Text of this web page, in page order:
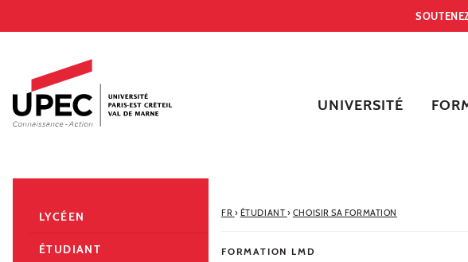
Accès directs
Recherche
Navigation secondaire
UNIVERSITÉ
FR › ÉTUDIANT › CHOISIR SA FORMATION
FORMATION LMD
LYCÉEN
ÉTUDIANT